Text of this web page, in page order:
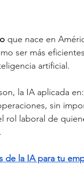
que nace en
ser más
artificial.
la IA aplicada
sin
rol laboral de
de la IA para tu